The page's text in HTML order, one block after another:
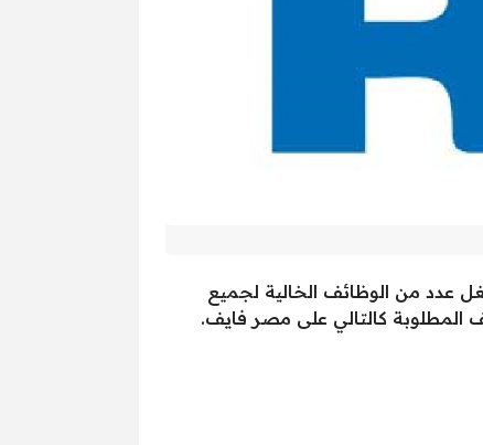
عدد من الوظائف الخالية لجميع
المطلوبة كالتالي على مصر فايف.